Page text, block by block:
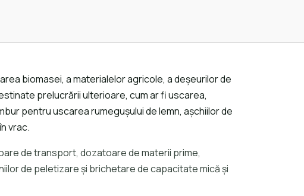
biomasei, a materialelor agricole, a deșeurilor de
prelucrării ulterioare, cum ar fi uscarea,
pentru uscarea rumegușului de lemn, așchiilor de
vrac.
de transport, dozatoare de materii prime,
de peletizare și brichetare de capacitate mică și